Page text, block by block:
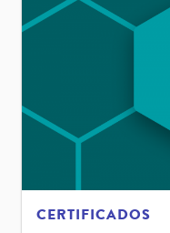
CERTIFICADOS